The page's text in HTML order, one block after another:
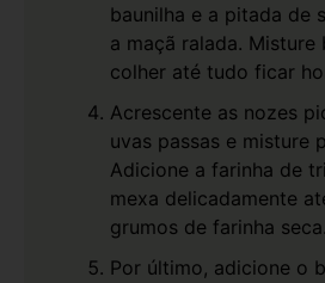
baunilha e a pitada de
a maçã ralada. Misture
colher até tudo ficar
Acrescente as nozes
uvas passas e misture
Adicione a farinha de
mexa delicadamente
grumos de farinha seca.
Por último, adicione o